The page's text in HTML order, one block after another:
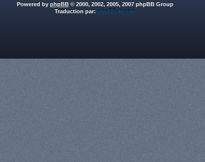
Powered by phpBB© 2000, 2002, 2005, 2007 phpBB Group
Traduction par: phpBB-fr.com